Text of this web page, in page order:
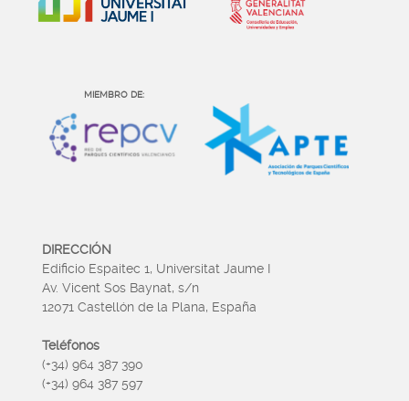
MIEMBRO DE:
DIRECCIÓN
Edificio Espaitec 1, Universitat Jaume I
Av. Vicent Sos Baynat, s/n
12071 Castellón de la Plana, España
Teléfonos
(+34) 964 387 390
(+34) 964 387 597